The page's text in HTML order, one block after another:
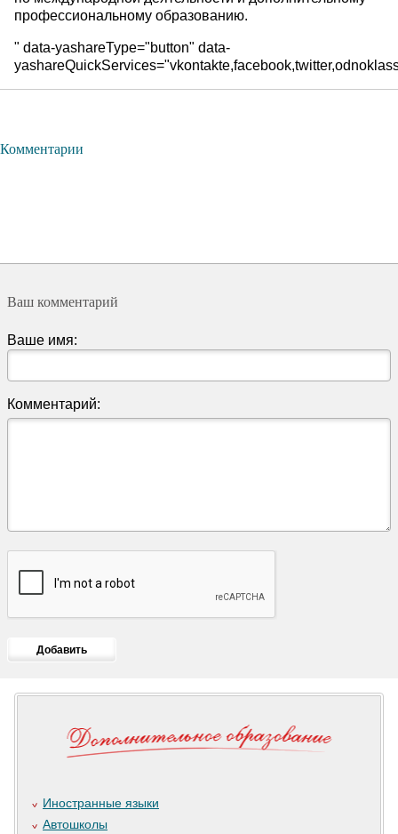
профессиональному образованию.
" data-yashareType="button" data-
Комментарии
Ваш комментарий
Ваше имя:
Комментарий:
Иностранные языки
Автошколы